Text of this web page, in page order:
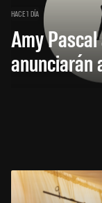
HACE 1 DÍA
Amy
anunciarán